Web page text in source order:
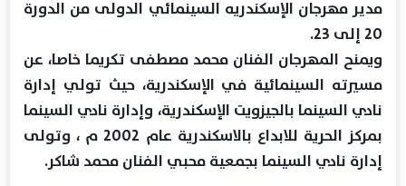
مدير مهرجان الإسكندريه السينمائي الدولى من الدورة
20 إلى 23.
ويمنح المهرجان الفنان محمد مصطفى تكريما خاصا، عن
مسيرته السينمائية في الإسكندرية، حيث تولي إدارة
نادي السينما بالجيزويت الإسكندرية، وإدارة نادي السينما
بمركز الحرية للابداع بالاسكندرية عام 2002 م ، وتولى
إدارة نادي السينما بجمعية محبي الفنان محمد شاكر.